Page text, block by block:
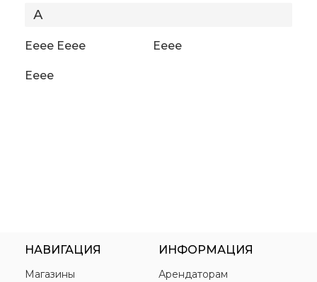
А
Ееее Ееее Ееее
Ееее
НАВИГАЦИЯ
Магазины
ИНФОРМАЦИЯ
Арендаторам